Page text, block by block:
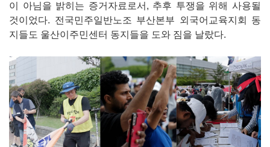
이 아님을 밝히는 증거자료로서, 추후 투쟁을 위해 사용될
것이었다. 전국민주일반노조 부산본부 외국어교육지회 동
지들도 울산이주민센터 동지들을 도와 짐을 날랐다.